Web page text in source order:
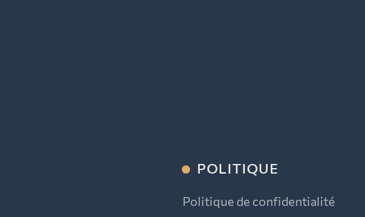
POLITIQUE
Politique de confidentialité